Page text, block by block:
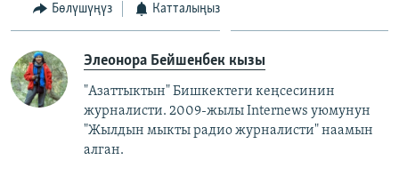
Бөлүшүңүз Катталыңыз
Элеонора Бейшенбек кызы
"Азаттыктын" Бишкектеги кеңсесинин
журналисти. 2009-жылы Internews уюмунун
"Жылдын мыкты радио журналисти" наамын
алган.